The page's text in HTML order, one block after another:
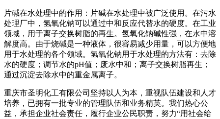
片碱在水处理中的作用：片碱在水处理中被广泛使用。在污水
处理厂中，氢氧化钠可以通过中和反应代替水的硬度。在工业
领域，用于离子交换树脂的再生。氢氧化钠碱性强，在水中溶
解度高。由于烧碱是一种液体，很容易减少用量，可以方便地
用于水处理的各个领域。氢氧化钠用于水处理的方法有：去除
水的硬度；调节水的pH值；废水中和；离子交换树脂再生；
通过沉淀去除水中的重金属离子。
重庆市圣明化工有限公司坚持以人为本，重视队伍建设和人才
培养，已拥有一批专业的管理队伍和业务精英。我们热心公
益，承担企业社会责任，履行企业公民职责，努力“用社会给